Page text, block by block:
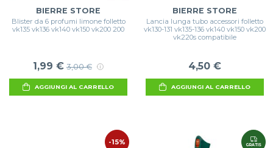
BIERRE STORE
Blister da 6 profumi limone folletto
vk135 vk136 vk140 vk150 vk200 200
1,99 € 3,00 €
AGGIUNGI AL CARRELLO
BIERRE STORE
Lancia lunga tubo accessori folletto
vk130-131 vk135-136 vk140 vk150 vk200
vk220s compatibile
4,50 €
AGGIUNGI AL CARRELLO
-15% GRATIS